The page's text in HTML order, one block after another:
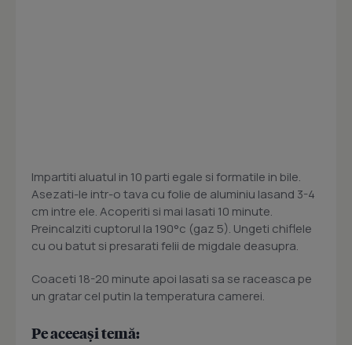
Impartiti aluatul in 10 parti egale si formatile in bile.
Asezati-le intr-o tava cu folie de aluminiu lasand 3-4
cm intre ele. Acoperiti si mai lasati 10 minute.
Preincalziti cuptorul la 190°c (gaz 5). Ungeti chiflele
cu ou batut si presarati felii de migdale deasupra.
Coaceti 18-20 minute apoi lasati sa se raceasca pe
un gratar cel putin la temperatura camerei.
Pe aceeași temă: